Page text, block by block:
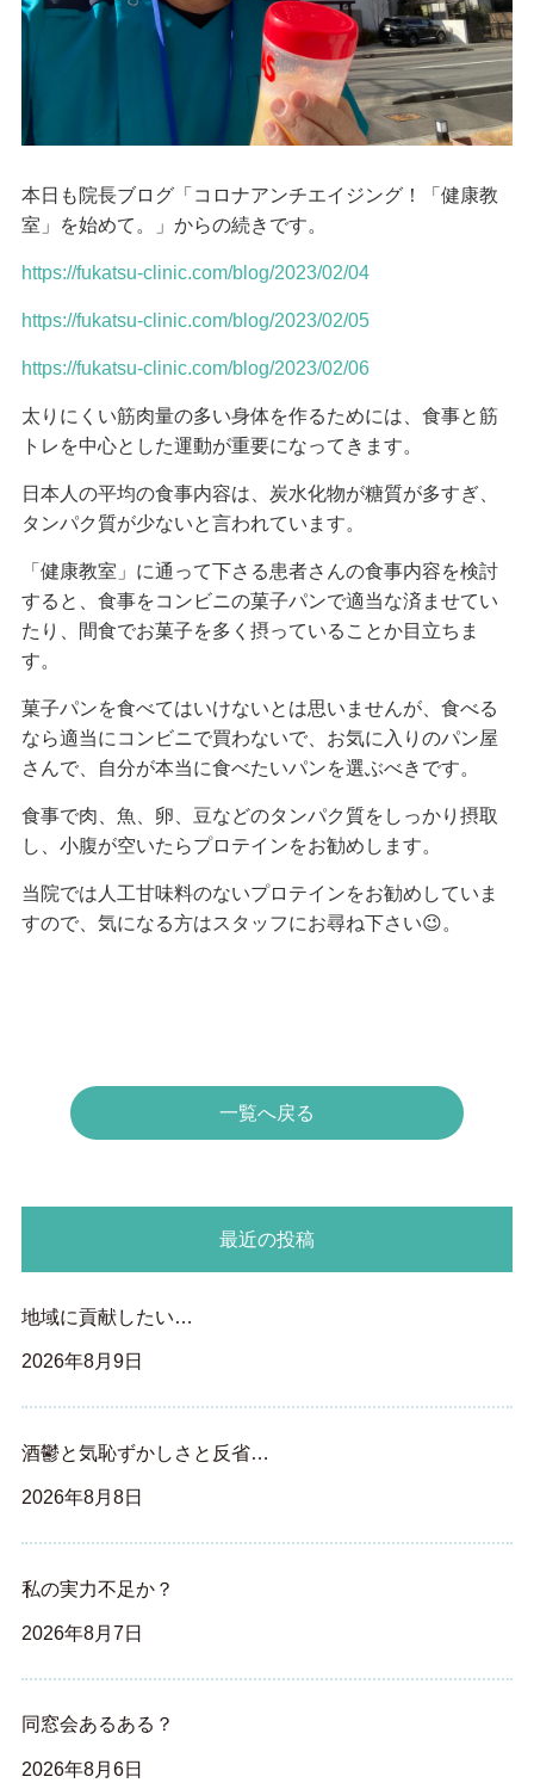
本日も院長ブログ「コロナアンチエイジング！「健康教
室」を始めて。」からの続きです。
https://fukatsu-clinic.com/blog/2023/02/04
https://fukatsu-clinic.com/blog/2023/02/05
https://fukatsu-clinic.com/blog/2023/02/06
太りにくい筋肉量の多い身体を作るためには、食事と筋
トレを中心とした運動が重要になってきます。
日本人の平均の食事内容は、炭水化物が糖質が多すぎ、
タンパク質が少ないと言われています。
「健康教室」に通って下さる患者さんの食事内容を検討
すると、食事をコンビニの菓子パンで適当な済ませてい
たり、間食でお菓子を多く摂っていることか目立ちま
す。
菓子パンを食べてはいけないとは思いませんが、食べる
なら適当にコンビニで買わないで、お気に入りのパン屋
さんで、自分が本当に食べたいパンを選ぶべきです。
食事で肉、魚、卵、豆などのタンパク質をしっかり摂取
し、小腹が空いたらプロテインをお勧めします。
当院では人工甘味料のないプロテインをお勧めしていま
すので、気になる方はスタッフにお尋ね下さい😉。
一覧へ戻る
最近の投稿
地域に貢献したい…
2026年8月9日
酒鬱と気恥ずかしさと反省…
2026年8月8日
私の実力不足か？
2026年8月7日
同窓会あるある？
2026年8月6日